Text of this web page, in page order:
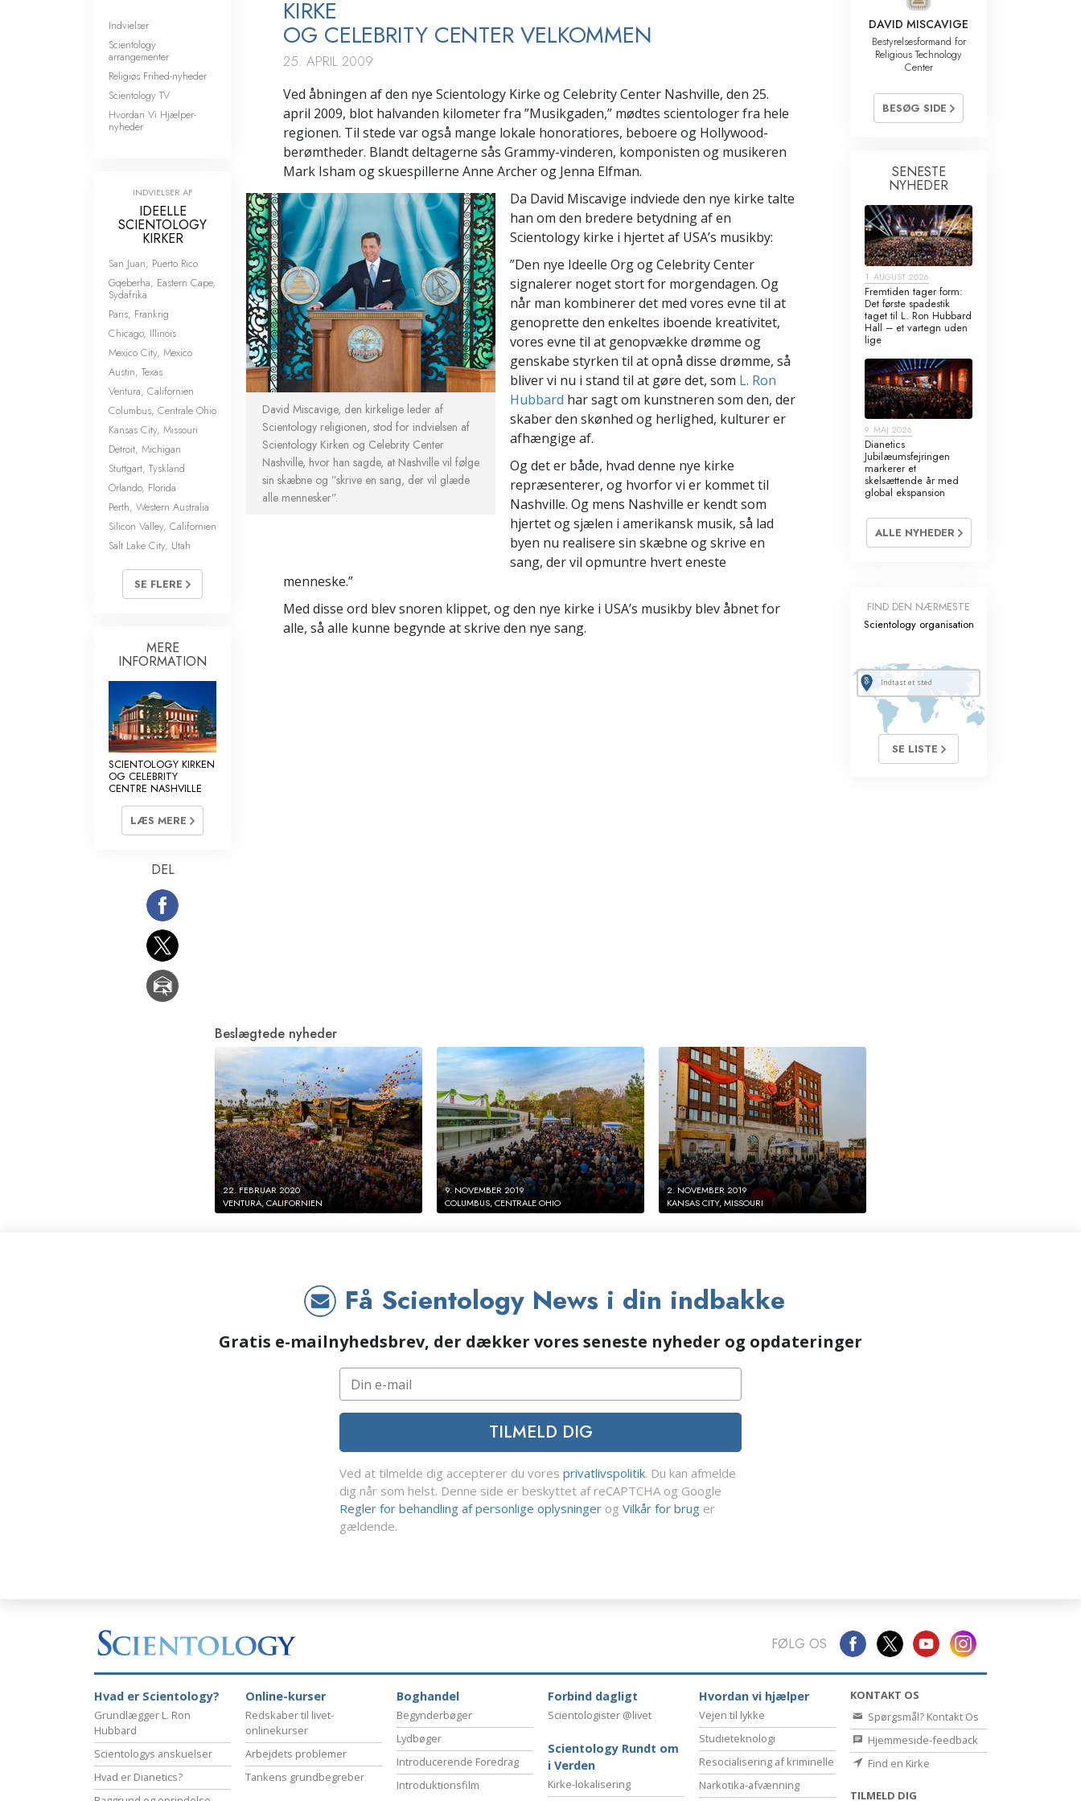
KIRKE
OG CELEBRITY CENTER VELKOMMEN
25. APRIL 2009
Ved åbningen af den nye Scientology Kirke og Celebrity Center Nashville, den 25.
april 2009, blot halvanden kilometer fra ”Musikgaden,” mødtes scientologer fra hele
regionen. Til stede var også mange lokale honoratiores, beboere og Hollywood-
berømtheder. Blandt deltagerne sås Grammy-vinderen, komponisten og musikeren
Mark Isham og skuespillerne Anne Archer og Jenna Elfman.
David Miscavige, den kirkelige leder af
Scientology religionen, stod for indvielsen af
Scientology Kirken og Celebrity Center
Nashville, hvor han sagde, at Nashville vil følge
sin skæbne og ”skrive en sang, der vil glæde
alle mennesker”.
Da David Miscavige indviede den nye kirke talte
han om den bredere betydning af en
Scientology kirke i hjertet af USA’s musikby:
”Den nye Ideelle Org og Celebrity Center
signalerer noget stort for morgendagen. Og
når man kombinerer det med vores evne til at
genoprette den enkeltes iboende kreativitet,
vores evne til at genopvække drømme og
genskabe styrken til at opnå disse drømme, så
bliver vi nu i stand til at gøre det, som L. Ron
Hubbard har sagt om kunstneren som den, der
skaber den skønhed og herlighed, kulturer er
afhængige af.
Og det er både, hvad denne nye kirke
repræsenterer, og hvorfor vi er kommet til
Nashville. Og mens Nashville er kendt som
hjertet og sjælen i amerikansk musik, så lad
byen nu realisere sin skæbne og skrive en
sang, der vil opmuntre hvert eneste
menneske.”
Med disse ord blev snoren klippet, og den nye kirke i USA’s musikby blev åbnet for
alle, så alle kunne begynde at skrive den nye sang.
Indvielser
Scientology
arrangementer
Religiøs Frihed-nyheder
Scientology TV
Hvordan Vi Hjælper-
nyheder
INDVIELSER AF
IDEELLE
SCIENTOLOGY
KIRKER
San Juan, Puerto Rico
Gqeberha, Eastern Cape,
Sydafrika
Paris, Frankrig
Chicago, Illinois
Mexico City, Mexico
Austin, Texas
Ventura, Californien
Columbus, Centrale Ohio
Kansas City, Missouri
Detroit, Michigan
Stuttgart, Tyskland
Orlando, Florida
Perth, Western Australia
Silicon Valley, Californien
Salt Lake City, Utah
SE FLERE
MERE
INFORMATION
SCIENTOLOGY KIRKEN
OG CELEBRITY
CENTRE NASHVILLE
LÆS MERE
DEL
DAVID MISCAVIGE
Bestyrelsesformand for
Religious Technology
Center
BESØG SIDE
SENESTE
NYHEDER
1. AUGUST 2026
Fremtiden tager form:
Det første spadestik
taget til L. Ron Hubbard
Hall – et vartegn uden
lige
9. MAJ 2026
Dianetics
Jubilæumsfejringen
markerer et
skelsættende år med
global ekspansion
ALLE NYHEDER
FIND DEN NÆRMESTE
Scientology organisation
SE LISTE
Beslægtede nyheder
22. FEBRUAR 2020
VENTURA, CALIFORNIEN
9. NOVEMBER 2019
COLUMBUS, CENTRALE OHIO
2. NOVEMBER 2019
KANSAS CITY, MISSOURI
Få Scientology News i din indbakke
Gratis e-mailnyhedsbrev, der dækker vores seneste nyheder og opdateringer
TILMELD DIG
Ved at tilmelde dig accepterer du vores privatlivspolitik. Du kan afmelde
dig når som helst. Denne side er beskyttet af reCAPTCHA og Google
Regler for behandling af personlige oplysninger og Vilkår for brug er
gældende.
FØLG OS
Hvad er Scientology?
Grundlægger L. Ron
Hubbard
Scientologys anskuelser
Hvad er Dianetics?
Online-kurser
Redskaber til livet-
onlinekurser
Arbejdets problemer
Tankens grundbegreber
Boghandel
Begynderbøger
Lydbøger
Introducerende Foredrag
Introduktionsfilm
Forbind dagligt
Scientologister @livet
Scientology Rundt om
i Verden
Kirke-lokalisering
Hvordan vi hjælper
Vejen til lykke
Studieteknologi
Resocialisering af kriminelle
Narkotika-afvænning
KONTAKT OS
Spørgsmål? Kontakt Os
Hjemmeside-feedback
Find en Kirke
TILMELD DIG